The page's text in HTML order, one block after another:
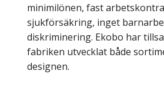
minimilönen, fast
sjukförsäkring, inget
diskriminering. Ekobo har
fabriken utvecklat både
designen.